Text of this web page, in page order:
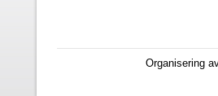
Organisering